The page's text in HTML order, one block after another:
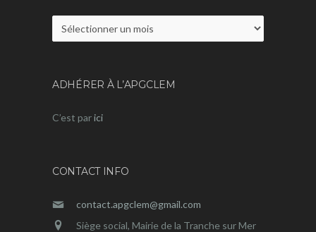
Archives
ADHÉRER À L’APGCLEM
C’est parici
CONTACT INFO
contact.apgclem@gmail.com
Siège social, Mairie de la Tranche sur Mer